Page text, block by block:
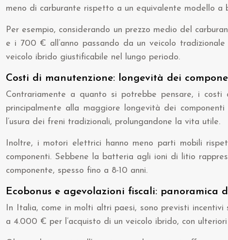
meno di carburante rispetto a un equivalente modello
Per esempio, considerando un prezzo medio del
e i 700 € all’anno passando da un veicolo
veicolo ibrido giustificabile nel lungo periodo.
Costi di manutenzione: longevità dei
Contrariamente a quanto si potrebbe pensare, i
principalmente alla maggiore longevità dei
l’usura dei freni tradizionali, prolungandone la vita utile.
Inoltre, i motori elettrici hanno meno parti mobili
componenti. Sebbene la batteria agli ioni di litio
componente, spesso fino a 8-10 anni.
Ecobonus e agevolazioni fiscali: panoramica
In Italia, come in molti altri paesi, sono previsti incentivi
a 4.000 € per l’acquisto di un veicolo ibrido, con